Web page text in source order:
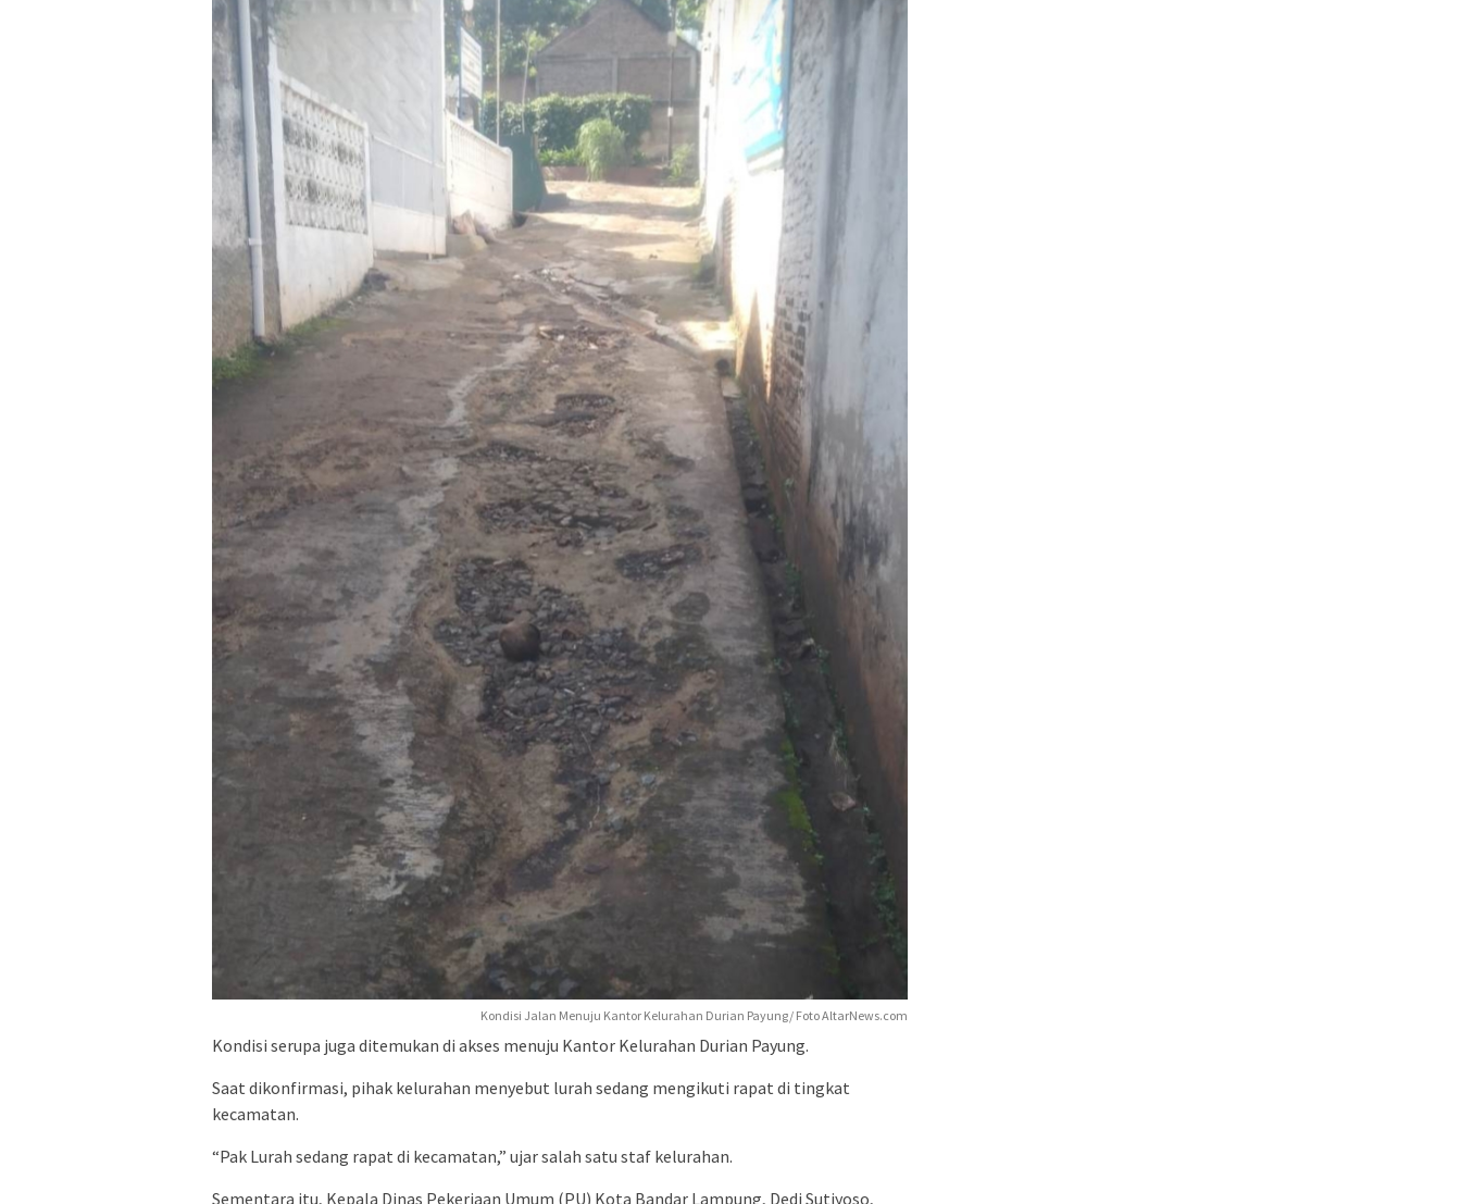
Kondisi Jalan Menuju Kantor Kelurahan Durian Payung/ Foto AltarNews.com
Kondisi serupa juga ditemukan di akses menuju Kantor Kelurahan Durian Payung.
Saat dikonfirmasi, pihak kelurahan menyebut lurah sedang mengikuti rapat di tingkat
kecamatan.
“Pak Lurah sedang rapat di kecamatan,” ujar salah satu staf kelurahan.
Sementara itu, Kepala Dinas Pekerjaan Umum (PU) Kota Bandar Lampung, Dedi Sutiyoso,